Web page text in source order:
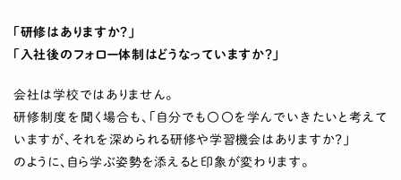
「研修はありますか？」
「入社後のフォロー体制はどうなっていますか？」
会社は学校ではありません。
研修制度を聞く場合も、「自分でも〇〇を学んでいきたいと考えて
いますが、それを深められる研修や学習機会はありますか？」
のように、自ら学ぶ姿勢を添えると印象が変わります。